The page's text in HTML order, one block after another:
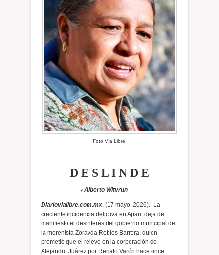
Foto Vía Libre.
D E S L I N D E
vAlberto Witvrun
Diariovialibre.com.mx, (17 mayo, 2026).- La
creciente incidencia delictiva en Apan, deja de
manifiesto el desinterés del gobierno municipal de
la morenista Zorayda Robles Barrera, quien
prometió que el relevo en la corporación de
Alejandro Juárez por Renato Varón hace once